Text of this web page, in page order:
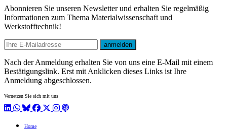
Abonnieren Sie unseren Newsletter und erhalten Sie regelmäßig
Informationen zum Thema Materialwissenschaft und
Werkstofftechnik!
E-mail
anmelden
Nach der Anmeldung erhalten Sie von uns eine E-Mail mit einem
Bestätigungslink. Erst mit Anklicken dieses Links ist Ihre
Anmeldung abgeschlossen.
Vernetzen Sie sich mit uns
LinkedIn
WhatsApp
BlueSky
Facebook
X / Twitter
Instagram
Podcast
Home